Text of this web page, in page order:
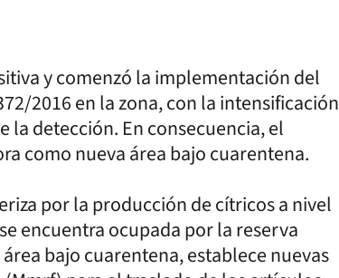
y comenzó la implementación del
2016 en la zona, con la intensificación
la detección. En consecuencia, el
como nueva área bajo cuarentena.
por la producción de cítricos a nivel
encuentra ocupada por la reserva
bajo cuarentena, establece nuevas